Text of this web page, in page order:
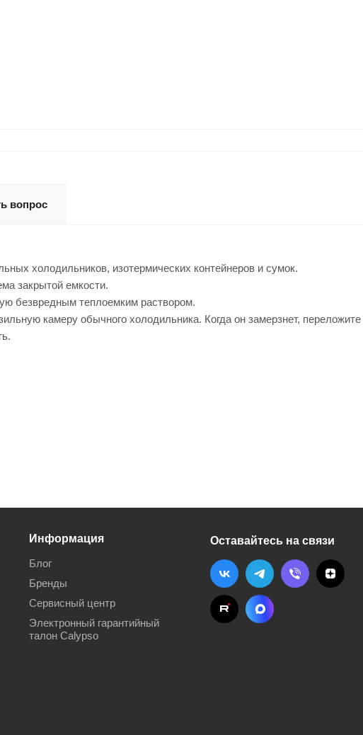
вопрос
холодильников, изотермических контейнеров и сумок.
закрытой емкости.
безвредным теплоемким раствором.
камеру обычного холодильника. Когда он замерзнет,
Информация
Блог
Бренды
Сервисный центр
Электронный гарантийный
талон Calypso
Оставайтесь на связи